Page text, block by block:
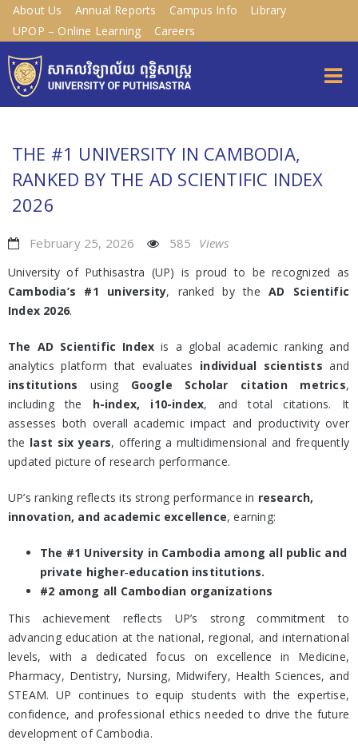
About Us Annual Reports Campus Info
Library
UPOP – Online Learning
Careers
THE #1 UNIVERSITY IN CAMBODIA,
RANKED BY THE AD SCIENTIFIC INDEX
2026
February 25, 2026 585 Views
University of Puthisastra (UP) is proud to be recognized as
Cambodia’s #1 university, ranked by theAD Scientific
Index 2026.
The AD Scientific Index is a global academic ranking and
analytics platform that evaluates individual scientists and
institutions using Google Scholar citation metrics,
including the h-index, i10-index, and total citations. It
assesses both overall academic impact and productivity over
the last six years, offering a multidimensional and frequently
updated picture of research performance.
UP’s ranking reflects its strong performance in research,
innovation, and academic excellence, earning:
The #1 University in Cambodia among all public and
private higher‑education institutions.
#2 among all Cambodian organizations
This achievement reflects UP’s strong commitment to
advancing education at the national, regional, and international
levels, with a dedicated focus on excellence in Medicine,
Pharmacy, Dentistry, Nursing, Midwifery, Health Sciences, and
STEAM. UP continues to equip students with the expertise,
confidence, and professional ethics needed to drive the future
development of Cambodia.